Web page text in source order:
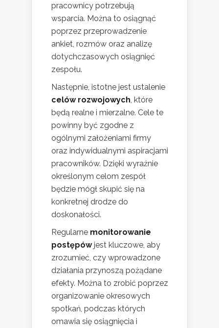
pracownicy potrzebują
wsparcia. Można to osiągnąć
poprzez przeprowadzenie
ankiet, rozmów oraz analizę
dotychczasowych osiągnięć
zespołu.
Następnie, istotne jest ustalenie
celów rozwojowych , które
będą realne i mierzalne. Cele te
powinny być zgodne z
ogólnymi założeniami firmy
oraz indywidualnymi aspiracjami
pracowników. Dzięki wyraźnie
określonym celom zespół
będzie mógł skupić się na
konkretnej drodze do
doskonałości.
Regularne monitorowanie
postępówjest kluczowe, aby
zrozumieć, czy wprowadzone
działania przynoszą pożądane
efekty. Można to zrobić poprzez
organizowanie okresowych
spotkań, podczas których
omawia się osiągnięcia i